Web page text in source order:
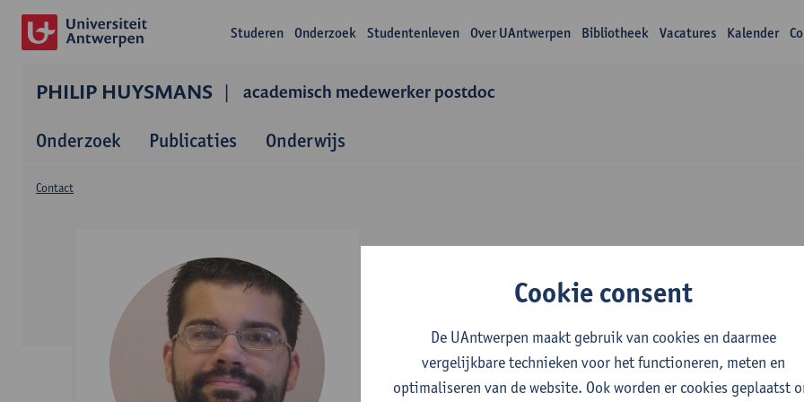
Studeren Onderzoek Studentenleven Over UAntwerpen Bibliotheek Vacatures Kalender
PHILIP HUYSMANS academisch medewerker postdoc
Onderzoek Publicaties Onderwijs
Over Philip
Contact
Cookie consent
De UAntwerpen maakt gebruik van cookies en daarmee
vergelijkbare technieken voor het functioneren, meten en
optimaliseren van de website. Ook worden er cookies geplaatst